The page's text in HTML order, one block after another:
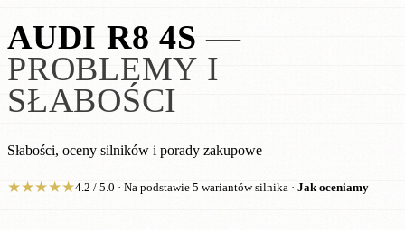
AUDI R8 4S —
PROBLEMY I
SŁABOŚCI
Słabości, oceny silników i porady zakupowe
★★★★★4.2 / 5.0 · Na podstawie 5 wariantów silnika · Jak oceniamy